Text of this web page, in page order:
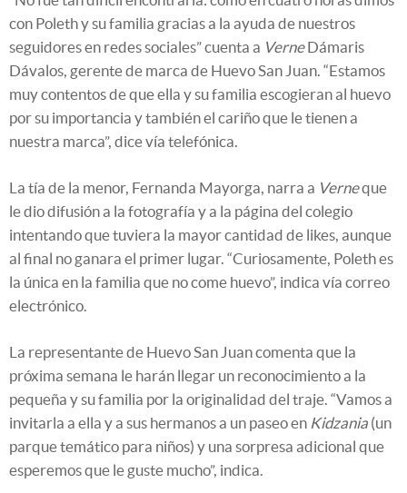
con Poleth y su familia gracias a la ayuda de nuestros
seguidores en redes sociales” cuenta a VerneDámaris
Dávalos, gerente de marca de Huevo San Juan. “Estamos
muy contentos de que ella y su familia escogieran al huevo
por su importancia y también el cariño que le tienen a
nuestra marca”, dice vía telefónica.
La tía de la menor, Fernanda Mayorga, narra a Verneque
le dio difusión a la fotografía y a la página del colegio
intentando que tuviera la mayor cantidad de likes, aunque
al final no ganara el primer lugar. “Curiosamente, Poleth es
la única en la familia que no come huevo”, indica vía correo
electrónico.
La representante de Huevo San Juan comenta que la
próxima semana le harán llegar un reconocimiento a la
pequeña y su familia por la originalidad del traje. “Vamos a
invitarla a ella y a sus hermanos a un paseo en Kidzania (un
parque temático para niños) y una sorpresa adicional que
esperemos que le guste mucho”, indica.